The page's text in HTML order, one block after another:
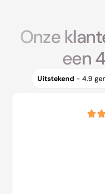
Onze
een
Uitstekend - 4.9